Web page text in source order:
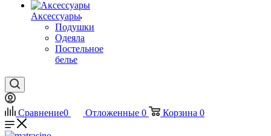
Аксессуары
Подушки
Одеяла
Постельное
белье
Сравнение0 Отложенные 0 Корзина 0